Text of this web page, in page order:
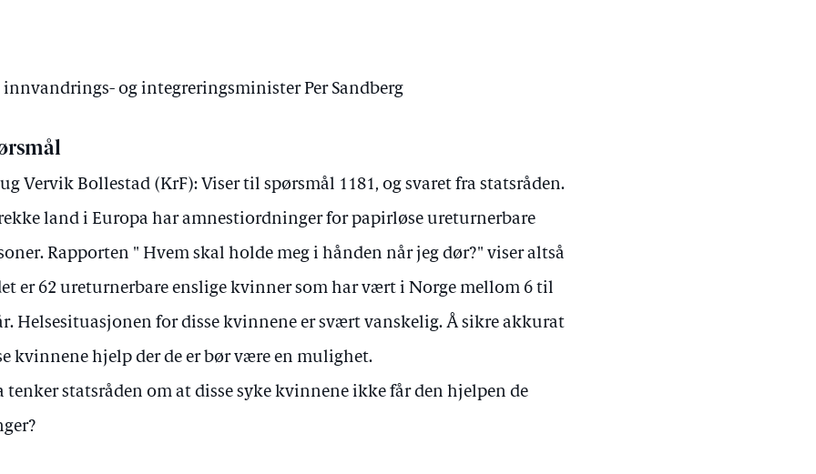
innvandrings- og integreringsminister Per Sandberg
Vervik Bollestad (KrF): Viser til spørsmål 1181, og svaret fra statsråden.
land i Europa har amnestiordninger for papirløse ureturnerbare
Rapporten " Hvem skal holde meg i hånden når jeg dør?" viser altså
er 62 ureturnerbare enslige kvinner som har vært i Norge mellom 6 til
Helsesituasjonen for disse kvinnene er svært vanskelig. Å sikre akkurat
kvinnene hjelp der de er bør være en mulighet.
tenker statsråden om at disse syke kvinnene ikke får den hjelpen de